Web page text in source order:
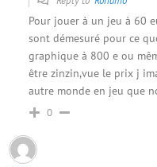
Pour jouer à un jeu à 60
sont démesuré pour ce
graphique à 800 e ou
être zinzin,vue le prix j
autre monde en jeu que
0